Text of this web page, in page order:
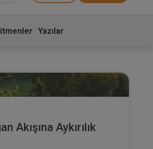
Yazılar
Akışına Aykırılık